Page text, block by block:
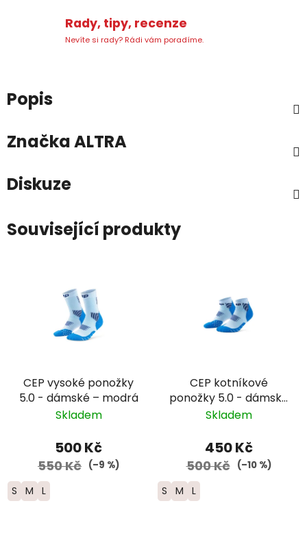
Rady, tipy, recenze
Nevíte si rady? Rádi vám poradíme.
Popis
ZnačkaALTRA
Diskuze
Související produkty
CEP vysoké ponožky
5.0 - dámské – modrá
Skladem
500 Kč
550 Kč (–9 %)
S M L
CEP kotníkové
ponožky 5.0 - dámské
– modrá
Skladem
450 Kč
500 Kč (–10 %)
S M L